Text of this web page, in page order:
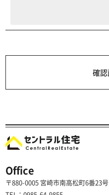
Office
〒880-0005 宮崎市南高松町6番23号